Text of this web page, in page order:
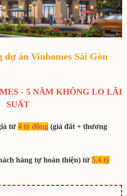
dự án Vinhomes Sài Gòn
- 5 NĂM KHÔNG LO LÃI
SUẤT
từ 4 tỷ đồng (giá đất + thương
hàng tự hoàn thiện) từ 5.4 tỷ